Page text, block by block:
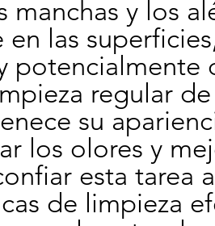
manchas y los
en las
potencialmente
regular
su
los olores y
esta tarea
de limpieza